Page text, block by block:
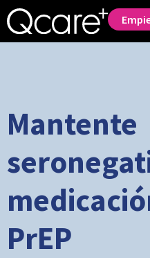
Mantente
PrEP